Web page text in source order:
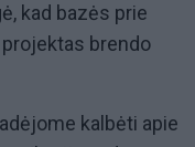
kad bazės prie
brendo
kalbėti apie